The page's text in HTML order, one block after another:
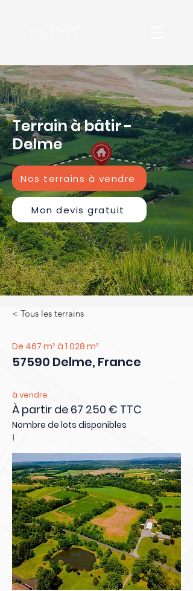
Terrain à bâtir -
Delme
Nos terrains à vendre
Mon devis gratuit
< Tous les terrains
De 467 m² à 1 028 m²
57590 Delme, France
à vendre
À partir de 67 250 € TTC
Nombre de lots disponibles
1